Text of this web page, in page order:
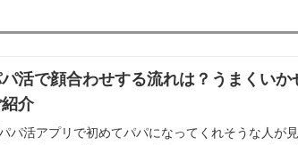
活で顔合わせする流れは？うまくいか
介
パパ活アプリで初めてパパになってくれそうな人が